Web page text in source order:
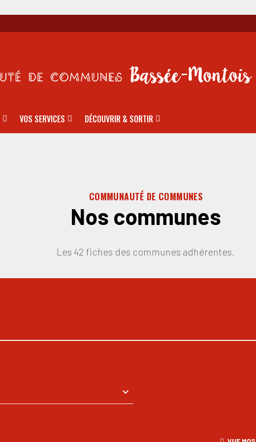
VOS SERVICES DÉCOUVRIR & SORTIR
COMMUNAUTÉ DE COMMUNES
Nos communes
Les 42 fiches des communes adhérentes.